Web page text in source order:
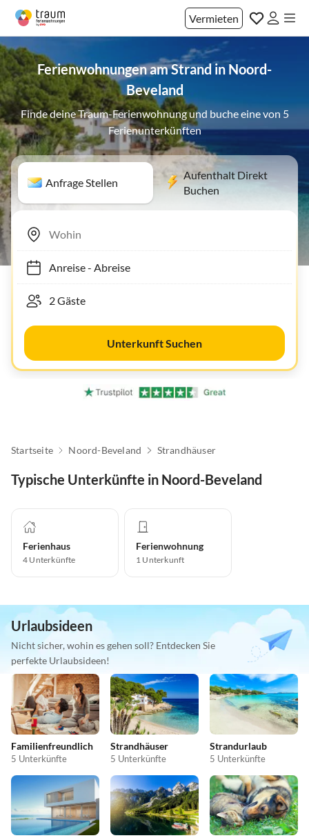
Vermieten
Ferienwohnungen am Strand in Noord-
Beveland
Finde deine Traum-Ferienwohnung und buche eine von 5
Ferienunterkünften
Anfrage Stellen
Aufenthalt Direkt
Buchen
Anreise- Abreise
Unterkunft Suchen
Startseite Noord-Beveland Strandhäuser
Typische Unterkünfte in Noord-Beveland
Ferienhaus
4 Unterkünfte
Ferienwohnung
1 Unterkunft
Urlaubsideen
Nicht sicher, wohin es gehen soll? Entdecken Sie
perfekte Urlaubsideen!
Familienfreundlich
5 Unterkünfte
Strandhäuser
5 Unterkünfte
Strandurlaub
5 Unterkünfte